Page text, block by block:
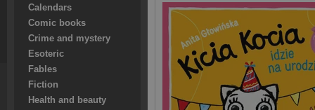
Calendars
Comic books
Crime and mystery
Esoteric
Fables
Fiction
Health and beauty